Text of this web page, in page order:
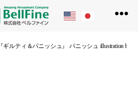
フ
『ギルティ＆パニッシュ』 パニッシュ illustration by